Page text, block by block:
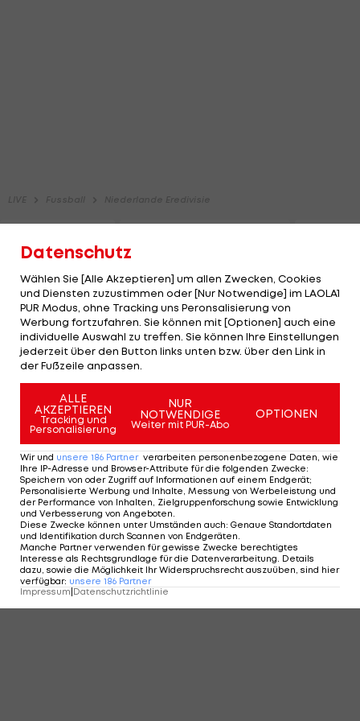
Datenschutz
Wählen Sie [Alle Akzeptieren] um allen Zwecken, Cookies
und Diensten zuzustimmen oder [Nur Notwendige] im LAOLA1
PUR Modus, ohne Tracking uns Peronsalisierung von
Werbung fortzufahren. Sie können mit [Optionen] auch eine
individuelle Auswahl zu treffen. Sie können Ihre Einstellungen
jederzeit über den Button links unten bzw. über den Link in
der Fußzeile anpassen.
ALLE
AKZEPTIEREN
Tracking und
Personalisierung
NUR
NOTWENDIGE
Weiter mit PUR-Abo
OPTIONEN
Wir und unsere 186 Partner verarbeiten personenbezogene Daten, wie
Ihre IP-Adresse und Browser-Attribute für die folgenden Zwecke:
Speichern von oder Zugriff auf Informationen auf einem Endgerät;
Personalisierte Werbung und Inhalte, Messung von Werbeleistung und
der Performance von Inhalten, Zielgruppenforschung sowie Entwicklung
und Verbesserung von Angeboten.
Diese Zwecke können unter Umständen auch: Genaue Standortdaten
und Identifikation durch Scannen von Endgeräten.
Manche Partner verwenden für gewisse Zwecke berechtigtes
Interesse als Rechtsgrundlage für die Datenverarbeitung. Details
dazu, sowie die Möglichkeit Ihr Widerspruchsrecht auszuüben, sind hier
verfügbar: unsere 186 Partner
Impressum Datenschutzrichtlinie